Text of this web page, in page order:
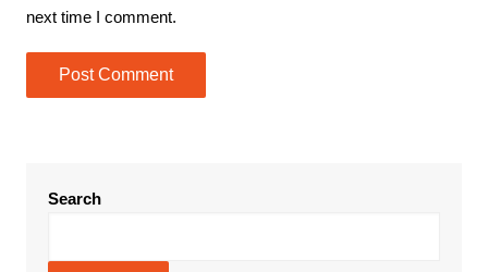
next time I comment.
Search